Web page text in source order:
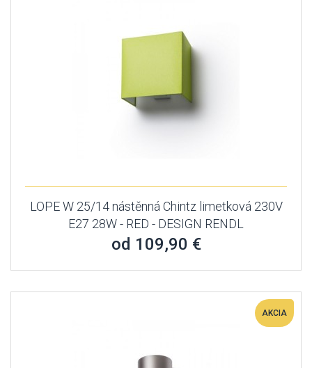
LOPE W 25/14 nástěnná Chintz limetková 230V
E27 28W - RED - DESIGN RENDL
od 109,90 €
AKCIA